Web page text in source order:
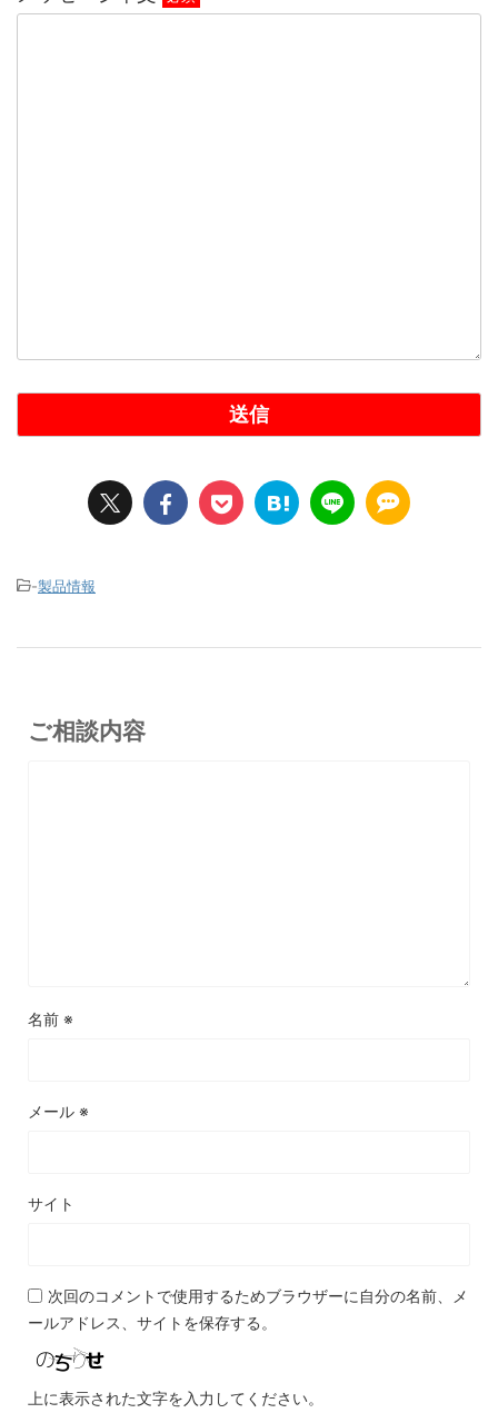
-製品情報
ご相談内容
名前 ※
メール ※
サイト
次回のコメントで使用するためブラウザーに自分の名前、メ
ールアドレス、サイトを保存する。
上に表示された文字を入力してください。